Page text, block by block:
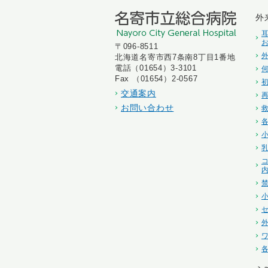
〒096-8511
北海道名寄市西7条南8丁目1番地
電話（01654）3-3101
Fax （01654）2-0567
交通案内
お問い合わせ
外
内